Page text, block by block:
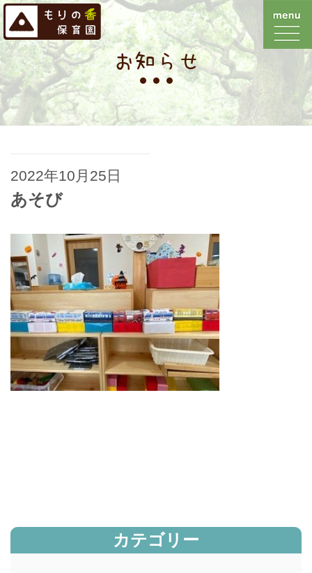
お知らせ
2022年10月25日
あそび
カテゴリー